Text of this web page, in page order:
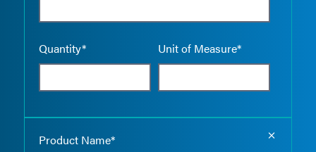
Quantity* Unit of Measure*
Product Name*